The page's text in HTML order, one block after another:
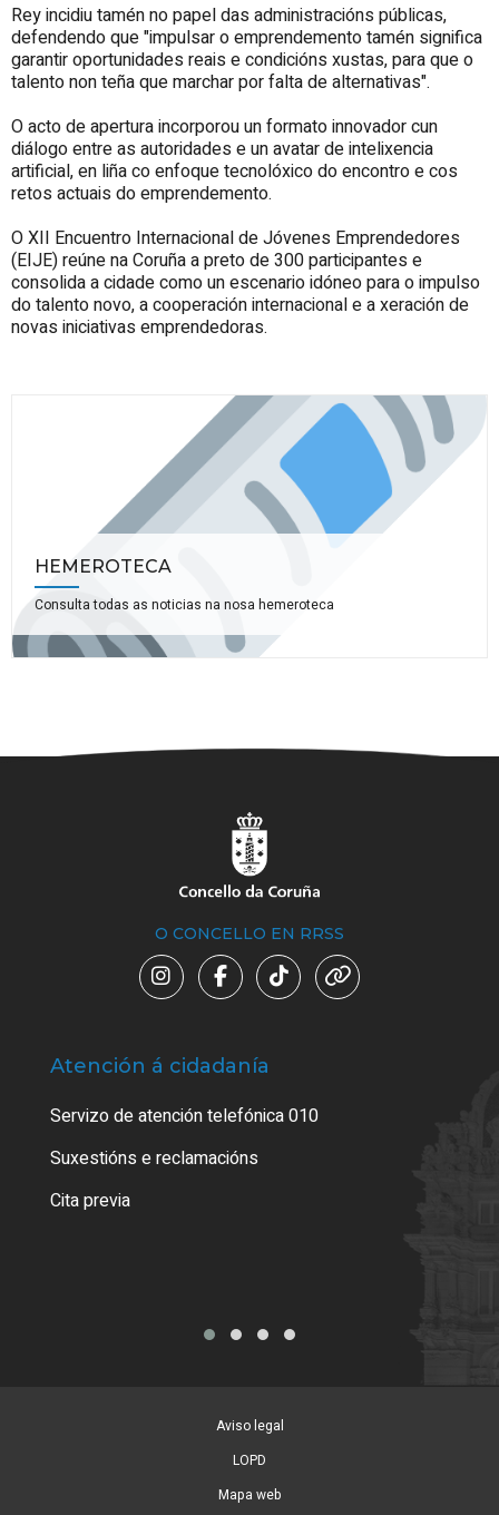
Rey incidiu tamén no papel das administracións públicas,
defendendo que "impulsar o emprendemento tamén significa
garantir oportunidades reais e condicións xustas, para que o
talento non teña que marchar por falta de alternativas".
O acto de apertura incorporou un formato innovador cun
diálogo entre as autoridades e un avatar de intelixencia
artificial, en liña co enfoque tecnolóxico do encontro e cos
retos actuais do emprendemento.
O XII Encuentro Internacional de Jóvenes Emprendedores
(EIJE) reúne na Coruña a preto de 300 participantes e
consolida a cidade como un escenario idóneo para o impulso
do talento novo, a cooperación internacional e a xeración de
novas iniciativas emprendedoras.
HEMEROTECA
Consulta todas as noticias na nosa hemeroteca
O CONCELLO EN RRSS
Atención á cidadanía
Servizo de atención telefónica 010
Suxestións e reclamacións
Cita previa
Aviso legal
LOPD
Mapa web